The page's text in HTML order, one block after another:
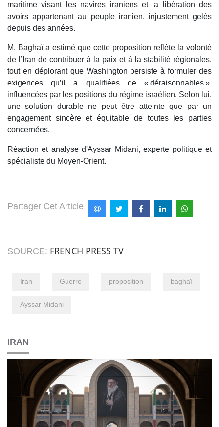
maritime visant les navires iraniens et la libération des
avoirs appartenant au peuple iranien, injustement gelés
depuis des années.
M. Baghaï a estimé que cette proposition reflète la volonté
de l’Iran de contribuer à la paix et à la stabilité régionales,
tout en déplorant que Washington persiste à formuler des
exigences qu’il a qualifiées de « déraisonnables »,
influencées par les positions du régime israélien. Selon lui,
une solution durable ne peut être atteinte que par un
engagement sincère et équitable de toutes les parties
concernées.
Réaction et analyse d'Ayssar Midani, experte politique et
spécialiste du Moyen-Orient.
Partager Cet Article
SOURCE: FRENCH PRESS TV
Iran Guerre proposition baghaï
Ayssar Midani
IRAN